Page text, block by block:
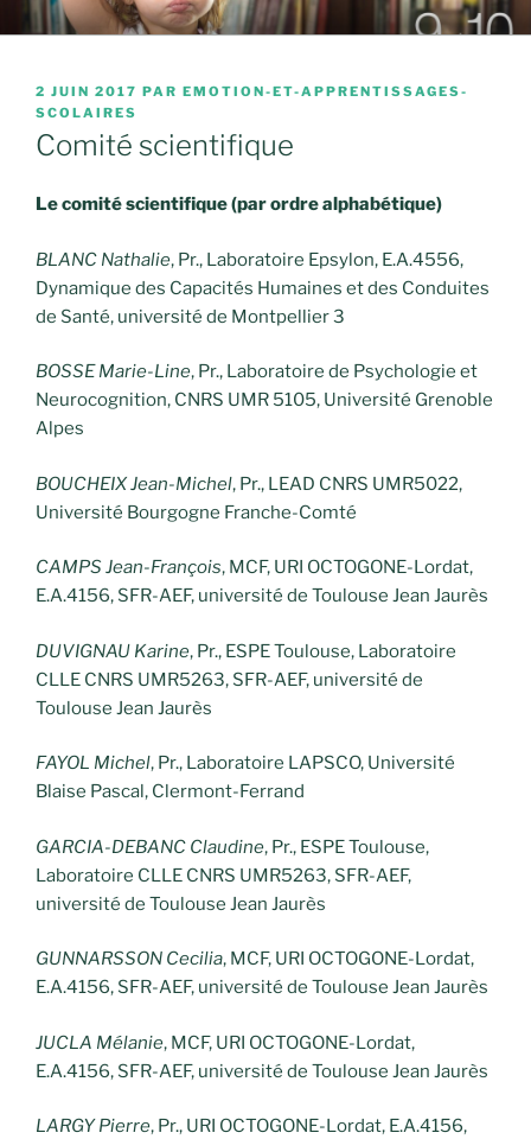
Aller
au
principal
ÉMOTION ET
SCOLAIRES
PUBLIÉ
LE
2 JUIN 2017 PAR EMOTION-ET-APPRENTISSAGES-
SCOLAIRES
Comité scientifique
Le comité scientifique (par ordre alphabétique)
BLANC Nathalie, Pr., Laboratoire Epsylon, E.A.4556,
Dynamique des Capacités Humaines et des Conduites
de Santé, université de Montpellier 3
BOSSE Marie-Line, Pr., Laboratoire de Psychologie et
Neurocognition, CNRS UMR 5105, Université Grenoble
Alpes
BOUCHEIX Jean-Michel, Pr., LEAD CNRS UMR5022,
Université Bourgogne Franche-Comté
CAMPS Jean-François, MCF, URI OCTOGONE-Lordat,
E.A.4156, SFR-AEF, université de Toulouse Jean Jaurès
DUVIGNAU Karine, Pr., ESPE Toulouse, Laboratoire
CLLE CNRS UMR5263, SFR-AEF, université de
Toulouse Jean Jaurès
FAYOL Michel, Pr., Laboratoire LAPSCO, Université
Blaise Pascal, Clermont-Ferrand
GARCIA-DEBANC Claudine, Pr., ESPE Toulouse,
Laboratoire CLLE CNRS UMR5263, SFR-AEF,
université de Toulouse Jean Jaurès
GUNNARSSON Cecilia, MCF, URI OCTOGONE-Lordat,
E.A.4156, SFR-AEF, université de Toulouse Jean Jaurès
JUCLA Mélanie, MCF, URI OCTOGONE-Lordat,
E.A.4156, SFR-AEF, université de Toulouse Jean Jaurès
LARGY Pierre, Pr., URI OCTOGONE-Lordat, E.A.4156,